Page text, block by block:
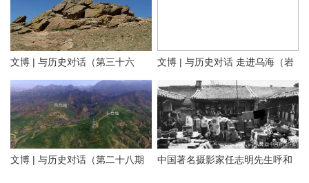
牢中华民族共同体意识
文博 | 与历史对话（第三十六
期）探寻隆盛庄“大明洪武二十九
年”石刻 见证乌兰察布修筑最早
的明代长城
文化是一个国家、一个民族的灵
魂。中华文化悠久的历史，积淀
着中华民族最深沉的精神追求，
代表着中华民族独特的精神标
识。在乌海这片热土上，既有优
01 岩画
乌海桌子山岩画群位于在鄂尔多
文博 | 与历史对话 走进乌海（岩
画长城遗址篇）
文博 | 与历史对话（第二十八期
中国著名摄影家任志明先生呼和